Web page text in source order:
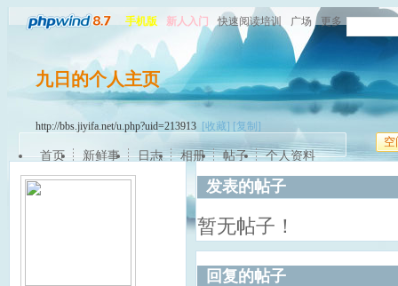
手机版 新人入门 快速阅读培训 广场 更多
九日的个人主页
http://bbs.jiyifa.net/u.php?uid=213913 [收藏] [复制]
空
首页 新鲜事 日志 相册 帖子 个人资料
发表的帖子
暂无帖子！
回复的帖子